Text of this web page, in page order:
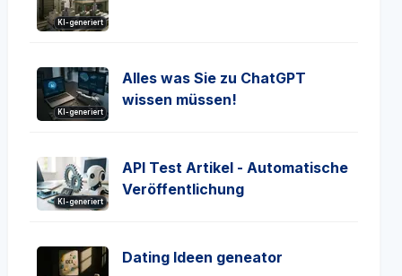
KI-generiert
KI-generiert
Alles was Sie zu ChatGPT
wissen müssen!
KI-generiert
API Test Artikel - Automatische
Veröffentlichung
Dating Ideen geneator